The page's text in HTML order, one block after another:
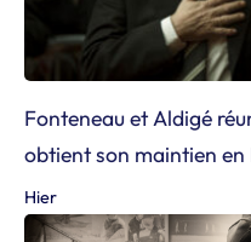
Fonteneau et Aldigé
obtient son maintien en
Hier